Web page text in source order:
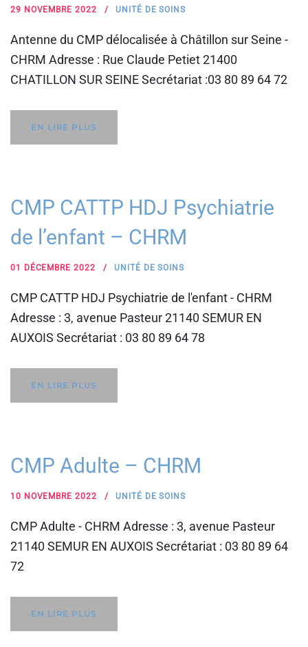
29 NOVEMBRE 2022 UNITÉ DE SOINS
Antenne du CMP délocalisée à Châtillon sur Seine -
CHRM Adresse : Rue Claude Petiet 21400
CHATILLON SUR SEINE Secrétariat :03 80 89 64 72
EN LIRE PLUS
CMP CATTP HDJ Psychiatrie
de l’enfant – CHRM
01 DÉCEMBRE 2022 UNITÉ DE SOINS
CMP CATTP HDJ Psychiatrie de l'enfant - CHRM
Adresse : 3, avenue Pasteur 21140 SEMUR EN
AUXOIS Secrétariat : 03 80 89 64 78
EN LIRE PLUS
CMP Adulte – CHRM
10 NOVEMBRE 2022 UNITÉ DE SOINS
CMP Adulte - CHRM Adresse : 3, avenue Pasteur
21140 SEMUR EN AUXOIS Secrétariat : 03 80 89 64
72
EN LIRE PLUS